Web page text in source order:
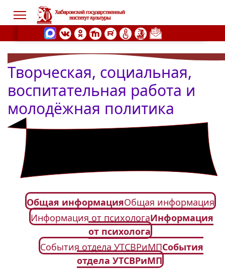
Творческая, социальная,
воспитательная работа и
молодёжная политика
Общая информацияОбщая информация
Информация от психологаИнформация
от психолога
События отдела УТСВРиМПСобытия
отдела УТСВРиМП